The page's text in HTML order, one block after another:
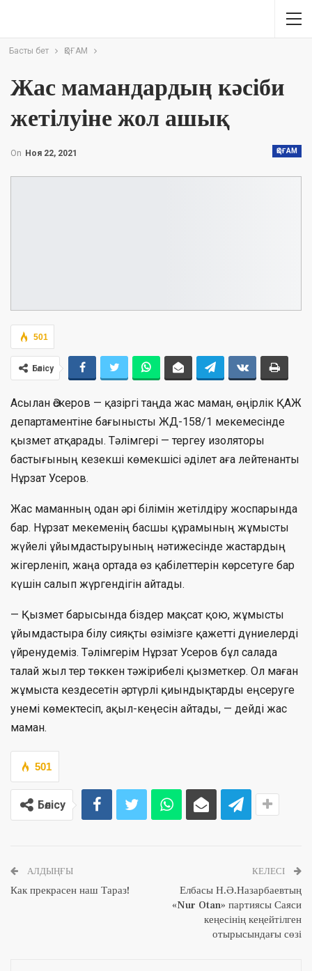
Басты бет ҚОҒАМ
Жас мамандардың кәсіби
жетілуіне жол ашық
ҚОҒАМ
On Ноя 22, 2021
501
Бөлісу
Асылан Әскеров — қазіргі таңда жас маман, өңірлік ҚАЖ
департаментіне бағынысты ЖД-158/1 мекемесінде
қызмет атқарады. Тәлімгері — тергеу изоляторы
бастығының кезекші көмекшісі әділет аға лейтенанты
Нұрзат Усеров.
Жас маманның одан әрі білімін жетілдіру жоспарында
бар. Нұрзат мекеменің басшы құрамының жұмысты
жүйелі ұйымдастыруының нәтижесінде жастардың
жігерленіп, жаңа ортада өз қабілеттерін көрсетуге бар
күшін салып жүргендігін айтады.
— Қызмет барысында біздер мақсат қою, жұмысты
ұйымдастыра білу сияқты өзімізге қажетті дүниелерді
үйренудеміз. Тәлімгерім Нұрзат Усеров бұл салада
талай жыл тер төккен тәжірибелі қызметкер. Ол маған
жұмыста кездесетін әртүрлі қиындықтарды еңсеруге
унемі көмектесіп, ақыл-кеңесін айтады, — дейді жас
маман.
501
Бөлісу
АЛДЫҢҒЫ
Как прекрасен наш Тараз!
КЕЛЕСІ
Елбасы Н.Ә.Назарбаевтың
«Nur Otan» партиясы Саяси
кеңесінің кеңейтілген
отырысындағы сөзі